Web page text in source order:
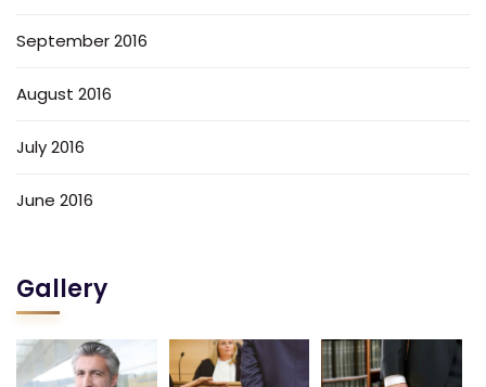
September 2016
August 2016
July 2016
June 2016
Gallery